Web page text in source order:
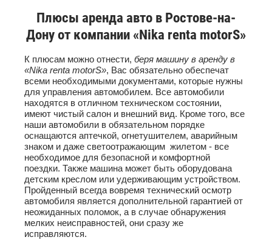
Плюсы аренда авто в Ростове-на-
Дону от компании «Nika renta motorS»
К плюсам можно отнести, беря машину в аренду в
«Nika renta motorS», Вас обязательно обеспечат
всеми необходимыми документами, которые нужны
для управления автомобилем. Все автомобили
находятся в отличном техническом состоянии,
имеют чистый салон и внешний вид. Кроме того, все
наши автомобили в обязательном порядке
оснащаются аптечкой, огнетушителем, аварийным
знаком и даже светоотражающим жилетом - все
необходимое для безопасной и комфортной
поездки. Также машина может быть оборудована
детским креслом или удерживающим устройством.
Пройденный всегда вовремя технический осмотр
автомобиля является дополнительной гарантией от
неожиданных поломок, а в случае обнаружения
мелких неисправностей, они сразу же
исправляются.